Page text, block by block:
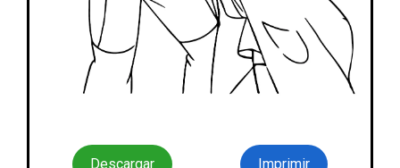
Descargar Imprimir